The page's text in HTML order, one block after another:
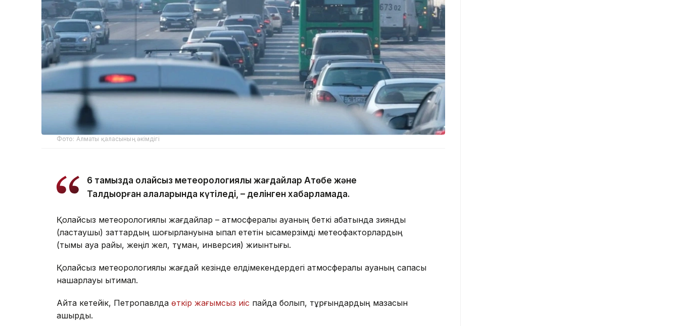
Фото: Алматы қаласының әкімдігі
6 тамызда қолайсыз метеорологиялық жағдайлар Ақтөбе және
Талдықорған қалаларында күтіледі, – делінген хабарламада.
Қолайсыз метеорологиялық жағдайлар – атмосфералық ауаның беткі қабатында зиянды
(ластаушы) заттардың шоғырлануына ықпал ететін қысқамерзімді метеофакторлардың
(тымық ауа райы, жеңіл жел, тұман, инверсия) жиынтығы.
Қолайсыз метеорологиялық жағдай кезінде елдімекендердегі атмосфералық ауаның сапасы
нашарлауы ықтимал.
Айта кетейік, Петропавлда өткір жағымсыз иіс пайда болып, тұрғындардың мазасын
қашырды.